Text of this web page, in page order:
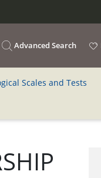
Advanced Search
Scales and Tests